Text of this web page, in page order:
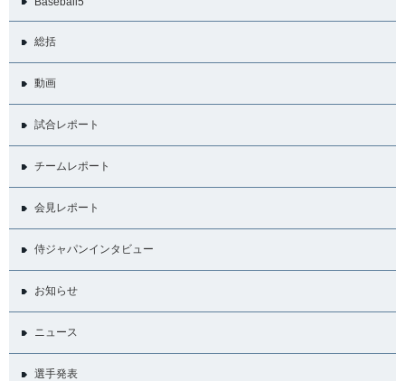
総括
動画
試合レポート
チームレポート
会見レポート
侍ジャパンインタビュー
お知らせ
ニュース
選手発表